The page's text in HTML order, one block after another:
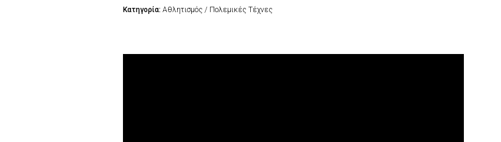
Κατηγορία: Αθλητισμός / Πολεμικές Τέχνες